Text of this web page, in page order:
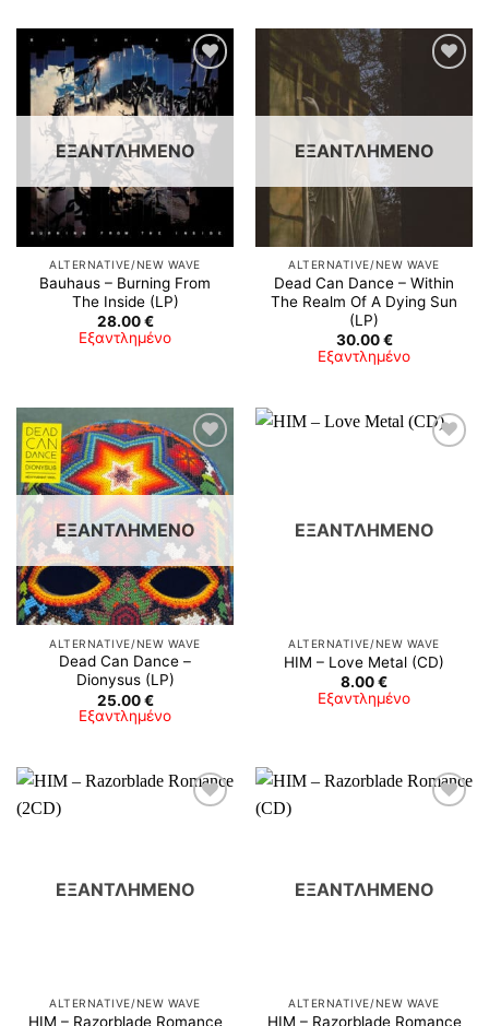
ΕΞΑΝΤΛΗΜΈΝΟ
ALTERNATIVE/NEW WAVE
Bauhaus – Burning From
The Inside (LP)
28.00€
Εξαντλημένο
ΕΞΑΝΤΛΗΜΈΝΟ
ALTERNATIVE/NEW WAVE
Dead Can Dance – Within
The Realm Of A Dying Sun
(LP)
30.00€
Εξαντλημένο
ΕΞΑΝΤΛΗΜΈΝΟ
ALTERNATIVE/NEW WAVE
Dead Can Dance –
Dionysus (LP)
25.00€
Εξαντλημένο
ΕΞΑΝΤΛΗΜΈΝΟ
ALTERNATIVE/NEW WAVE
HIM ‎– Love Metal (CD)
8.00€
Εξαντλημένο
ΕΞΑΝΤΛΗΜΈΝΟ
ALTERNATIVE/NEW WAVE
HIM ‎– Razorblade Romance
ΕΞΑΝΤΛΗΜΈΝΟ
ALTERNATIVE/NEW WAVE
HIM ‎– Razorblade Romance